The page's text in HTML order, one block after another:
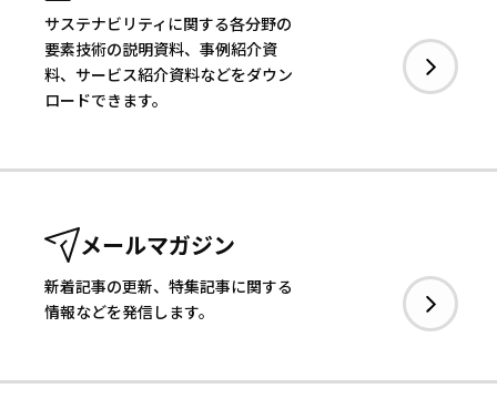
サステナビリティに関する各分野の
要素技術の説明資料、事例紹介資
料、サービス紹介資料などをダウン
ロードできます。
メールマガジン
新着記事の更新、特集記事に関する
情報などを発信します。